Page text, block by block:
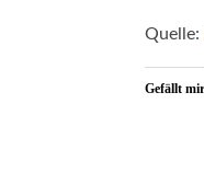
Quelle:
Gefällt